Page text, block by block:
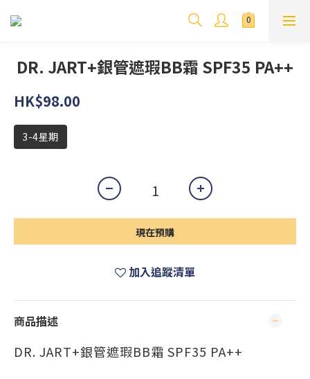
DR. JART+銀管遮瑕BB霜 SPF35 PA++
HK$98.00
3-4星期
現在預購
加入追蹤清單
商品描述
DR. JART+銀管遮瑕BB霜 SPF35 PA++